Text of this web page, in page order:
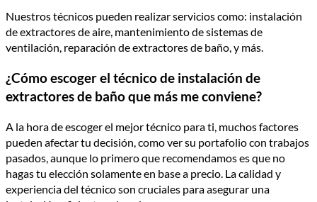
Nuestros técnicos pueden realizar servicios como: instalación
de extractores de aire, mantenimiento de sistemas de
ventilación, reparación de extractores de baño, y más.
¿Cómo escoger el técnico de instalación de
extractores de baño que más me conviene?
A la hora de escoger el mejor técnico para ti, muchos factores
pueden afectar tu decisión, como ver su portafolio con trabajos
pasados, aunque lo primero que recomendamos es que no
hagas tu elección solamente en base a precio. La calidad y
experiencia del técnico son cruciales para asegurar una